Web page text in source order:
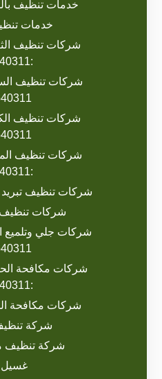
خدمات تنظيف
خدمات
شركات تنظيف
:0501640311
شركات تنظيف
شركات تنظيف
شركات تنظيف
:0501640311
شركات تنظيف تبريد
شركات تنظيف
شركات جلي وتلميع
شركات مكافحة
:0501640311
شركات مكافحة
شركة تنظيف 24
شركة تنظيف
غسيل